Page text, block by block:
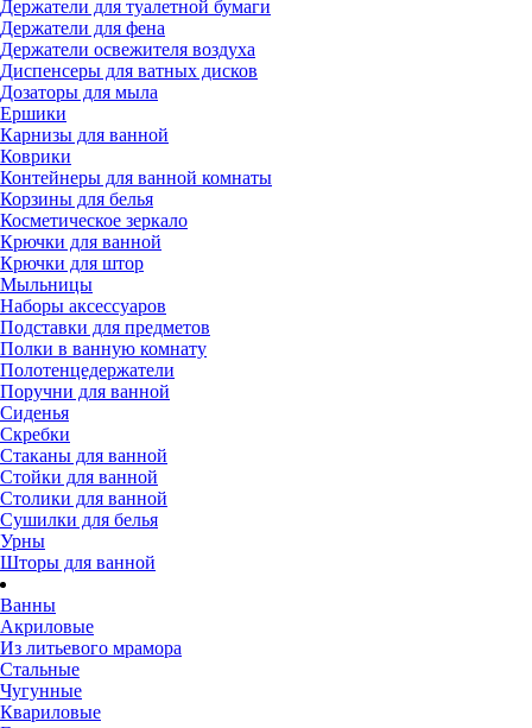
Держатели для туалетной бумаги
Держатели для фена
Держатели освежителя воздуха
Диспенсеры для ватных дисков
Дозаторы для мыла
Ершики
Карнизы для ванной
Коврики
Контейнеры для ванной комнаты
Корзины для белья
Косметическое зеркало
Крючки для ванной
Крючки для штор
Мыльницы
Наборы аксессуаров
Подставки для предметов
Полки в ванную комнату
Полотенцедержатели
Поручни для ванной
Сиденья
Скребки
Стаканы для ванной
Стойки для ванной
Столики для ванной
Сушилки для белья
Урны
Шторы для ванной
Ванны
Акриловые
Из литьевого мрамора
Стальные
Чугунные
Квариловые